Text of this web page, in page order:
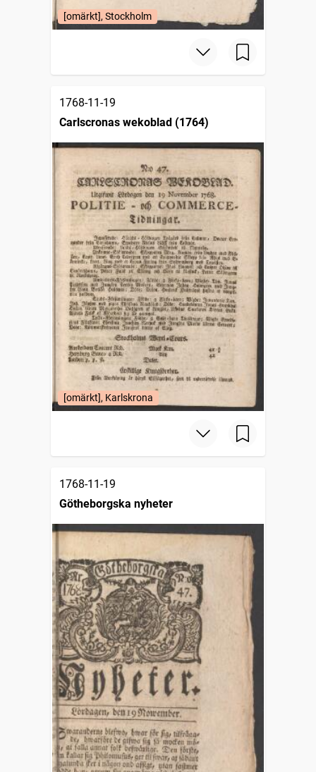
[omärkt], Stockholm
1768-11-19
Carlscronas wekoblad (1764)
[omärkt], Karlskrona
1768-11-19
Götheborgska nyheter